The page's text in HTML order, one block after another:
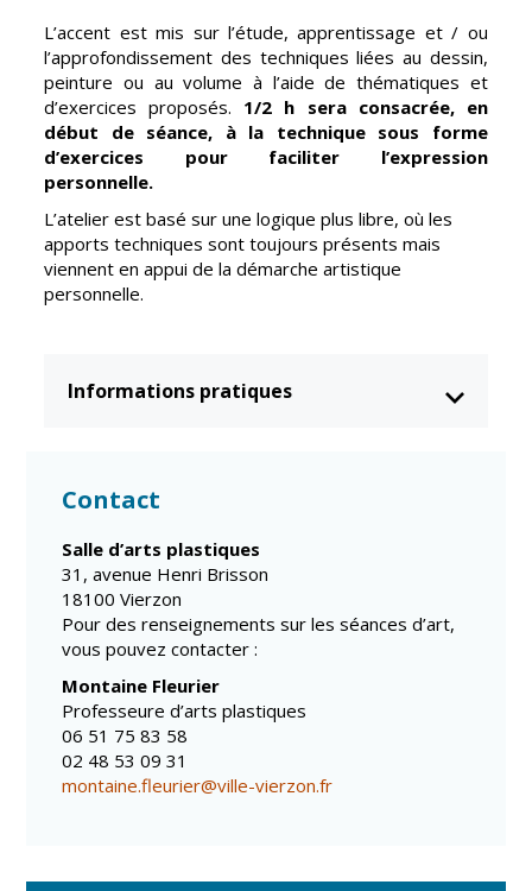
Santé
Centre de
santé
Contrat local
de santé
Établissements
de soins
Pharmacies de
garde
Conservatoire
Ateliers arts
plastiques
Médiathèque
Not'île
Découvrir
Vierzon
Annuaire des
L’accent est mis sur l’étude, apprentissage et / ou
l’approfondissement des techniques liées au dessin,
peinture ou au volume à l’aide de thématiques et
d’exercices proposés. 1/2 h sera consacrée, en
début de séance, à la technique sous forme
d’exercices pour faciliter l’expression
personnelle.
L’atelier est basé sur une logique plus libre, où les
apports techniques sont toujours présents mais
viennent en appui de la démarche artistique
personnelle.
Informations pratiques
Contact
Salle d’arts plastiques
31, avenue Henri Brisson
18100 Vierzon
Pour des renseignements sur les séances d’art,
vous pouvez contacter :
Montaine Fleurier
Professeure d’arts plastiques
06 51 75 83 58
02 48 53 09 31
montaine.fleurier@ville-vierzon.fr